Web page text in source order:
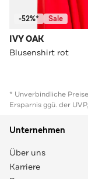
-52%* Sale
IVY OAK
Blusenshirt rot
* Unverbindliche
Ersparnis ggü. der
Unternehmen
Über uns
Karriere